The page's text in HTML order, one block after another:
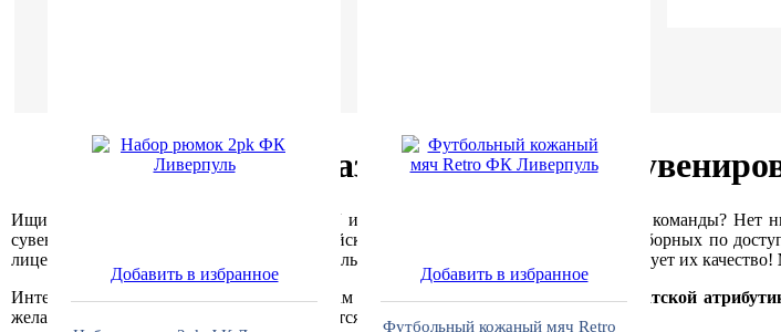
Добавить в избранное Добавить в избранное
Футбольный кожаный мяч Retro
Интернет-магазин футбольных
Ищите где можно купить АТРИБУТИКУ и любимой футбольной команды? Нет
сувениры и атрибутику ТОПовых европейских футбольных клубов и мировых сборных по
лицензиатов-производителей, они оригинальные и лицензированные, что гарантирует их качество!
Интернет-магазинFanShopпредлагает Вам все разнообразие оригинальнойфанатской
желанию покупателей доставка производится абсолютно во все страны мира.